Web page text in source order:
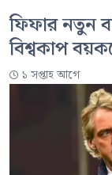
ফিফার নতুন
বিশ্বকাপ
১ সপ্তাহ আগে